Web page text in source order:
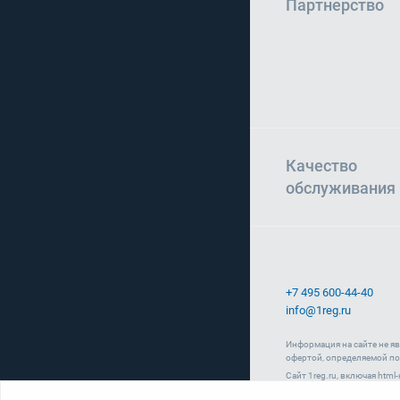
Партнерство
Качество
обслуживания
+7 495 600-44-40
info@1reg.ru
Информация на сайте не
офертой, определяемой
Сайт 1reg.ru, включая